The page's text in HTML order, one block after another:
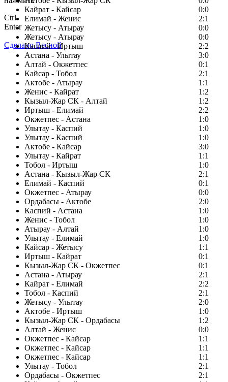
Кайрат - Кайсар
0:0
Елимай - Женис
2:1
Жетысу - Атырау
0:0
Жетысу - Атырау
0:0
Каспий - Иртыш
2:2
Астана - Улытау
3:0
Алтай - Окжетпес
0:1
Кайсар - Тобол
2:1
Актобе - Атырау
1:1
Женис - Кайрат
1:2
Кызыл-Жар СК - Алтай
1:2
Иртыш - Елимай
2:2
Окжетпес - Астана
1:0
Улытау - Каспий
1:0
Улытау - Каспий
1:0
Актобе - Кайсар
3:0
Улытау - Кайрат
1:1
Тобол - Иртыш
1:0
Астана - Кызыл-Жар СК
2:1
Елимай - Каспий
0:1
Окжетпес - Атырау
0:0
Ордабасы - Актобе
2:0
Каспий - Астана
1:0
Женис - Тобол
1:0
Атырау - Алтай
1:0
Улытау - Елимай
1:0
Кайсар - Жетысу
1:1
Иртыш - Кайрат
0:1
Кызыл-Жар СК - Окжетпес
0:1
Астана - Атырау
2:1
Кайрат - Елимай
2:2
Тобол - Каспий
2:1
Жетысу - Улытау
2:0
Актобе - Иртыш
1:0
Кызыл-Жар СК - Ордабасы
1:2
Алтай - Женис
0:0
Окжетпес - Кайсар
1:1
Окжетпес - Кайсар
1:1
Окжетпес - Кайсар
1:1
Улытау - Тобол
2:1
Ордабасы - Окжетпес
2:1
Ctrl
Enter
Сделано Весной